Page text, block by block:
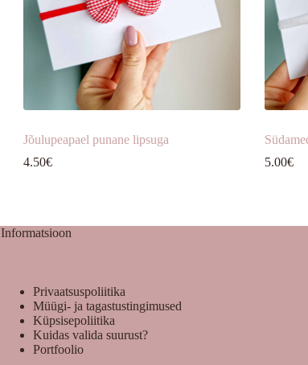
Jõulupeapael punane lipsuga
4.50€
5.00€
Informatsioon
Privaatsuspoliitika
Müügi- ja tagastustingimused
Küpsisepoliitika
Kuidas valida suurust?
Portfoolio